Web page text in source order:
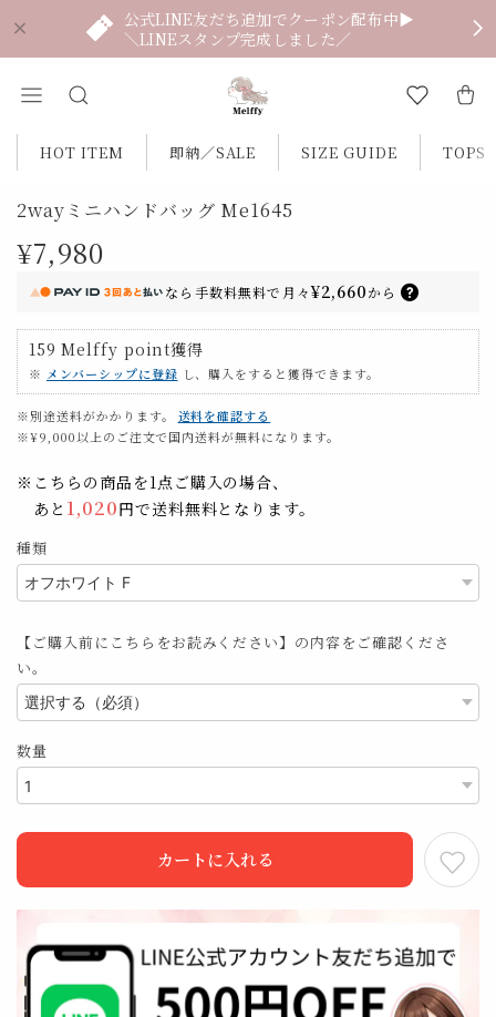
公式LINE友だち追加でクーポン配布中▶
＼LINEスタンプ完成しました／
HOT ITEM 即納／SALE SIZE GUIDE TOPS
2wayミニハンドバッグ Me1645
¥7,980
なら 手数料無料で 月々¥2,660から
159 Melffy point獲得
※ メンバーシップに登録 し、購入をすると獲得できます。
※別途送料がかかります。
送料を確認する
※¥9,000以上のご注文で国内送料が無料になります。
※こちらの商品を1点ご購入の場合、
あと 1,020円で送料無料となります。
種類
【ご購入前にこちらをお読みください】の内容をご確認くださ
い。
数量
カートに入れる